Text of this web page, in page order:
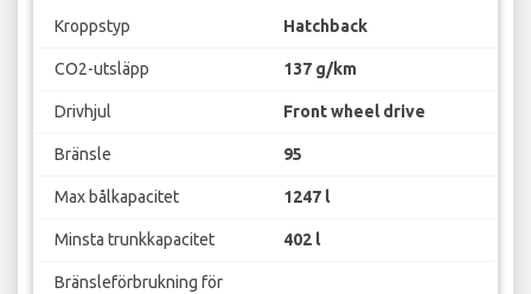
Kroppstyp Hatchback
CO2-utsläpp 137 g/km
Drivhjul Front wheel drive
Bränsle 95
Max bålkapacitet 1247 l
Minsta trunkkapacitet 402 l
Bränsleförbrukning för